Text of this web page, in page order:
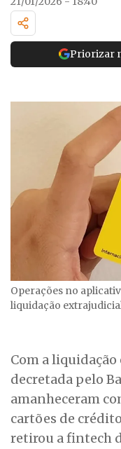
Priorizar
Operações no
liquidação
Com a
decretada pelo
amanheceram
cartões de
retirou a fintech